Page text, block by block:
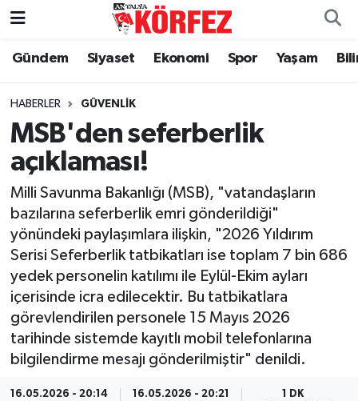
Gündem Siyaset Ekonomi Spor Yaşam
HABERLER GÜVENLIK
MSB'den seferberlik
açıklaması!
Milli Savunma Bakanlığı (MSB), "vatandaşların
bazılarına seferberlik emri gönderildiği"
yönündeki paylaşımlara ilişkin, "2026 Yıldırım
Serisi Seferberlik tatbikatları ise toplam 7 bin 686
yedek personelin katılımı ile Eylül-Ekim ayları
içerisinde icra edilecektir. Bu tatbikatlara
görevlendirilen personele 15 Mayıs 2026
tarihinde sistemde kayıtlı mobil telefonlarına
bilgilendirme mesajı gönderilmiştir" denildi.
16.05.2026 - 20:14 16.05.2026 - 20:21 1 DK
Gündem
Siyaset
Yerel Yönetim
Yaşam
Asayiş
Dünya
Eğitim
Nöbetçi Eczaneler
Hava Durumu
Trafik Durumu
Süper Lig Puan Durumu ve Fikstür
Son Dakika Haberleri
Haber Arşivi